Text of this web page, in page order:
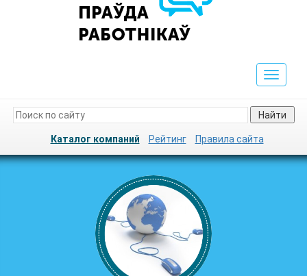
Toggle
Найти
Каталог компаний Рейтинг Правила сайта